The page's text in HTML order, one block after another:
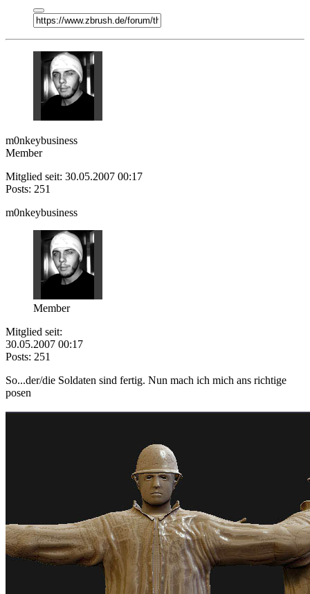
m0nkeybusiness
Member
Mitglied seit: 30.05.2007 00:17
Posts: 251
m0nkeybusiness
Member
Mitglied seit:
30.05.2007 00:17
Posts: 251
So...der/die Soldaten sind fertig. Nun mach ich mich ans richtige
posen